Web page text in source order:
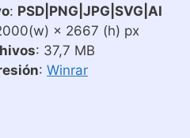
: PSD|PNG|JPG|SVG|AI
× 2667 (h) px
: 37,7 MB
: Winrar